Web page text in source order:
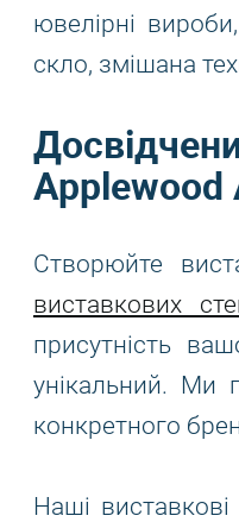
ювелірні
скло, змішана
Applewood
Створюйте
виставкових
присутність
унікальний. Ми
конкретного
Наші виставкові